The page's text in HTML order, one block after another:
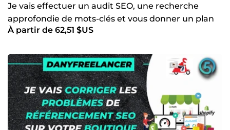
Je vais effectuer un audit SEO, une recherche
approfondie de mots-clés et vous donner un plan
d'action
À partir de 62,51 $US